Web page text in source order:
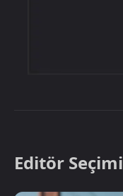
Editör Seçimi